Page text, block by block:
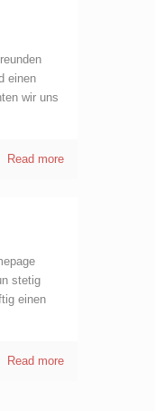
einen
wir uns
Read more
stetig
einen
Read more